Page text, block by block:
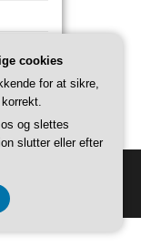
cookies
for at sikre,
og slettes
slutter eller efter